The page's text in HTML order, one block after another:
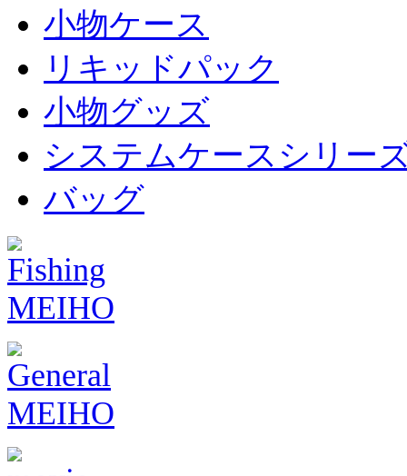
小物ケース
リキッドパック
小物グッズ
システムケースシリー
バッグ